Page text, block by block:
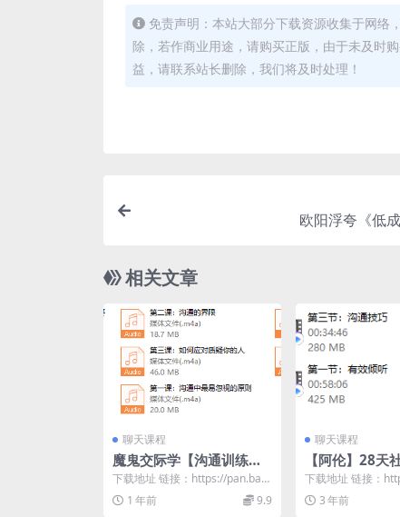
免责声明：本站大部分下载资源收集于网络
除，若作商业用途，请购买正版，由于未及时
益，请联系站长删除，我们将及时处理！
欧阳浮夸《低
相关文章
聊天课程
魔鬼交际学【沟通训练
营】第二期
下载地址 链接：https://pan.baid
u.com/s/1hxeRoRm...
1 年前 9.9
聊天课程
【阿伦】28天
练营
下载地址 链接：
u.com/s/1Xr2KOvY...
3 年前